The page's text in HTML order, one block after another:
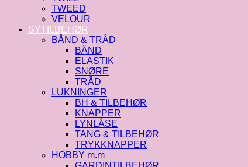
TWEED
VELOUR
SYTILBEHØR
BÅND & TRÅD
BÅND
ELASTIK
SNØRE
TRÅD
LUKNINGER
BH & TILBEHØR
KNAPPER
LYNLÅSE
TANG & TILBEHØR
TRYKKNAPPER
HOBBY m.m